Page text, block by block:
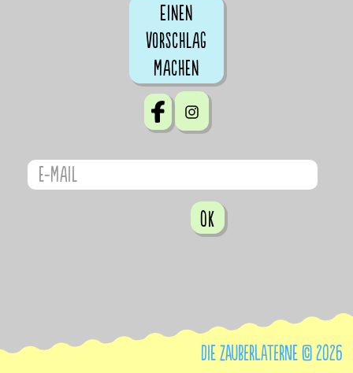
Einen
Vorschlag
machen
OK